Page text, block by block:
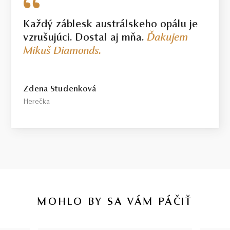
Každý záblesk austrálskeho opálu je
vzrušujúci. Dostal aj mňa.Ďakujem
Mikuš Diamonds.
Zdena Studenková
Herečka
MOHLO BY SA VÁM PÁČIŤ